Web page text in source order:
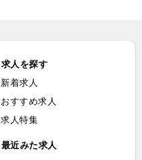
求人を探す
新着求人
おすすめ求人
求人特集
最近みた求人